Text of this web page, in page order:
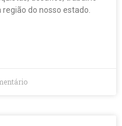
do nosso estado.